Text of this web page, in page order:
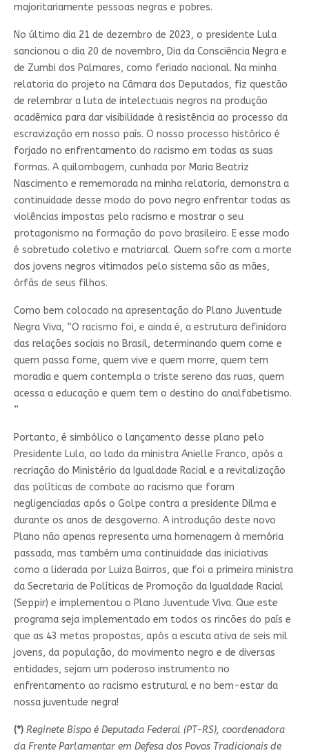
majoritariamente pessoas negras e pobres.
No último dia 21 de dezembro de 2023, o presidente Lula
sancionou o dia 20 de novembro, Dia da Consciência Negra e
de Zumbi dos Palmares, como feriado nacional. Na minha
relatoria do projeto na Câmara dos Deputados, fiz questão
de relembrar a luta de intelectuais negros na produção
acadêmica para dar visibilidade à resistência ao processo da
escravização em nosso país. O nosso processo histórico é
forjado no enfrentamento do racismo em todas as suas
formas. A quilombagem, cunhada por Maria Beatriz
Nascimento e rememorada na minha relatoria, demonstra a
continuidade desse modo do povo negro enfrentar todas as
violências impostas pelo racismo e mostrar o seu
protagonismo na formação do povo brasileiro. E esse modo
é sobretudo coletivo e matriarcal. Quem sofre com a morte
dos jovens negros vitimados pelo sistema são as mães,
órfãs de seus filhos.
Como bem colocado na apresentação do Plano Juventude
Negra Viva, “O racismo foi, e ainda é, a estrutura definidora
das relações sociais no Brasil, determinando quem come e
quem passa fome, quem vive e quem morre, quem tem
moradia e quem contempla o triste sereno das ruas, quem
acessa a educação e quem tem o destino do analfabetismo.
”
Portanto, é simbólico o lançamento desse plano pelo
Presidente Lula, ao lado da ministra Anielle Franco, após a
recriação do Ministério da Igualdade Racial e a revitalização
das políticas de combate ao racismo que foram
negligenciadas após o Golpe contra a presidente Dilma e
durante os anos de desgoverno. A introdução deste novo
Plano não apenas representa uma homenagem à memória
passada, mas também uma continuidade das iniciativas
como a liderada por Luiza Bairros, que foi a primeira ministra
da Secretaria de Políticas de Promoção da Igualdade Racial
(Seppir) e implementou o Plano Juventude Viva. Que este
programa seja implementado em todos os rincões do país e
que as 43 metas propostas, após a escuta ativa de seis mil
jovens, da população, do movimento negro e de diversas
entidades, sejam um poderoso instrumento no
enfrentamento ao racismo estrutural e no bem-estar da
nossa juventude negra!
(*)Reginete Bispo é Deputada Federal (PT-RS), coordenadora
da Frente Parlamentar em Defesa dos Povos Tradicionais de